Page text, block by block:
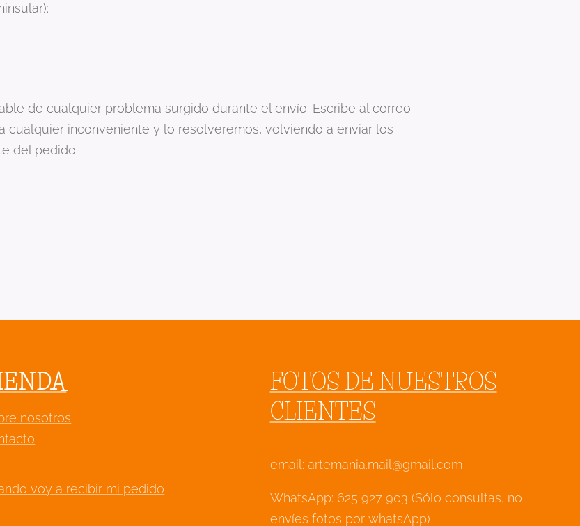
de cualquier problema surgido durante el envío. Escribe al correo
cualquier inconveniente y lo resolveremos, volviendo a enviar los
del pedido.
nosotros
voy a recibir mi pedido
FOTOS DE NUESTROS
CLIENTES
email: artemania.mail@gmail.com
WhatsApp: 625 927 903 (Sólo consultas, no
envíes fotos por whatsApp)